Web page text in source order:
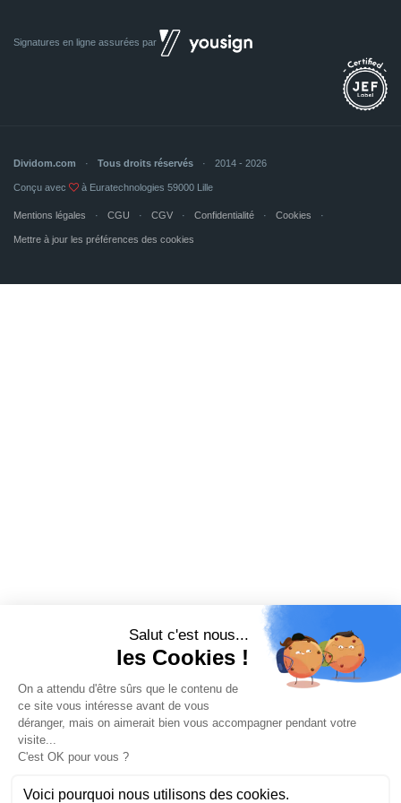
Signatures en ligne assurées par
Dividom.com Tous droits réservés 2014 - 2026
Conçu avec à Euratechnologies 59000 Lille
Mentions légales CGU CGV Confidentialité Cookies
Mettre à jour les préférences des cookies